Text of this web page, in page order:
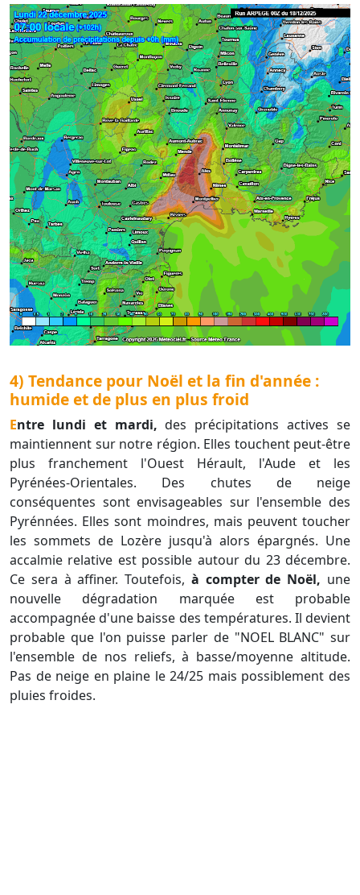
4) Tendance pour Noël et la fin d'année :
humide et de plus en plus froid
Entre lundi et mardi,des précipitations actives se
maintiennent sur notre région. Elles touchent peut-être
plus franchement l'Ouest Hérault, l'Aude et les
Pyrénées-Orientales. Des chutes de neige
conséquentes sont envisageables sur l'ensemble des
Pyrénnées. Elles sont moindres, mais peuvent toucher
les sommets de Lozère jusqu'à alors épargnés. Une
accalmie relative est possible autour du 23 décembre.
Ce sera à affiner. Toutefois, à compter de Noël, une
nouvelle dégradation marquée est probable
accompagnée d'une baisse des températures. Il devient
probable que l'on puisse parler de "NOEL BLANC" sur
l'ensemble de nos reliefs, à basse/moyenne altitude.
Pas de neige en plaine le 24/25 mais possiblement des
pluies froides.